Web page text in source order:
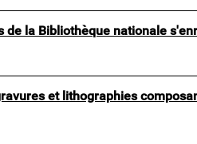
de la Bibliothèque nationale
et lithographies